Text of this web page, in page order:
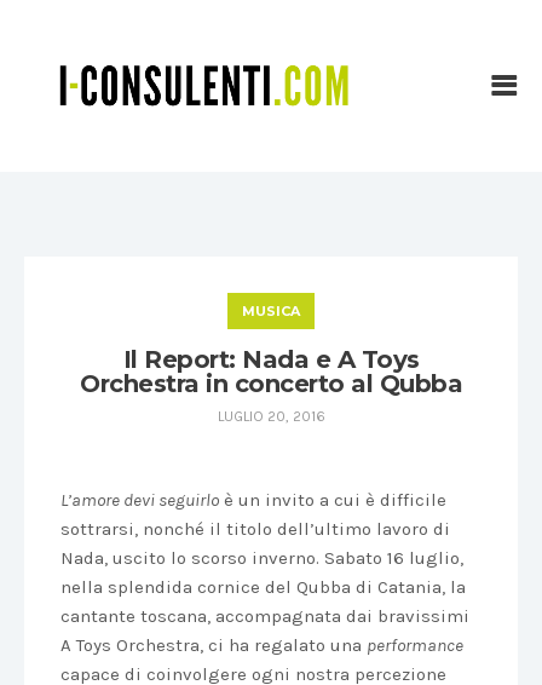
MUSICA
Il Report: Nada e A Toys
Orchestra in concerto al Qubba
LUGLIO 20, 2016
L’amore devi seguirlo è un invito a cui è difficile
sottrarsi, nonché il titolo dell’ultimo lavoro di
Nada, uscito lo scorso inverno. Sabato 16 luglio,
nella splendida cornice del Qubba di Catania, la
cantante toscana, accompagnata dai bravissimi
A Toys Orchestra, ci ha regalato una performance
capace di coinvolgere ogni nostra percezione